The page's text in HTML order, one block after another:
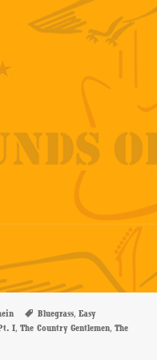
Schlagwörter
Bluegrass,Easy
I,The Country Gentlemen,The